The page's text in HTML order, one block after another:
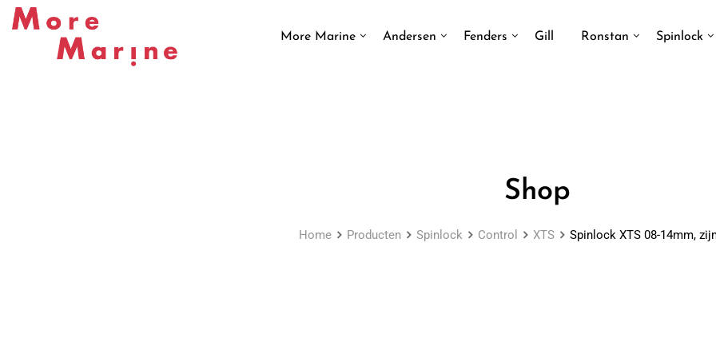
Skip
More Marine Andersen Fenders Gill Ronstan Spinlock
Shop
Home Producten Spinlock Control XTS Spinlock XTS 08-14mm,